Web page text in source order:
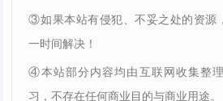
③如果本站有侵犯、不妥之处的资源
一时间解决！
④本站部分内容均由互联网收集整
习，不存在任何商业目的与商业用途。